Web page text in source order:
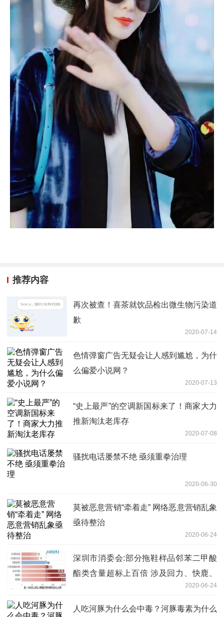
推荐内容
再次被查！喜茶就饮品检出微生物污染道
歉
2020-07-14
色情弹窗广告无疑会让人感到尴尬，为什
么偏爱小说网？
2020-07-13
“史上最严”的空调新国标来了！商家大力
推新淘汰老库存
2020-07-08
骚扰电话屡禁不绝 亟须重拳治理
2020-06-30
莫被恶意营销“牵着走” 网络恶意营销乱象
亟待整治
2020-06-24
深圳市消委会:部分拖鞋样品邻苯二甲酸
酯类含量超标上百倍 涉及回力、快鹿、
2020-06-24
人吃河豚为什么会中毒？河豚毒素为什么